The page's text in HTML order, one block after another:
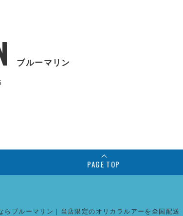
ブルーマリン
PAGE TOP
らブルーマリン｜当店限定のオリカラルアーを全国配送